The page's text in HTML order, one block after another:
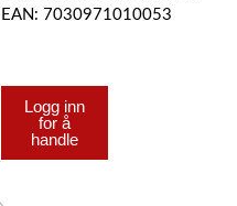
EAN: 7030971010053
Logg inn
for å
handle